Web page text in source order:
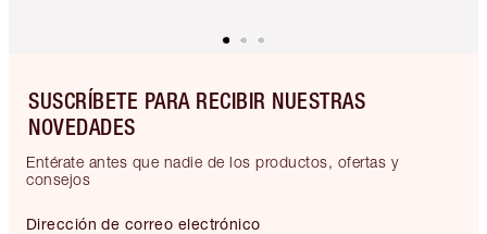
SUSCRÍBETE PARA RECIBIR NUESTRAS
NOVEDADES
Entérate antes que nadie de los productos, ofertas y
consejos
Dirección de correo electrónico